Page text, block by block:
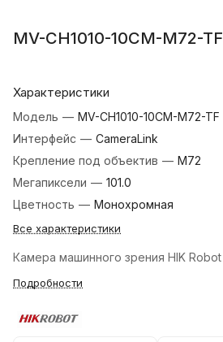
MV-CH1010-10CM-M72-TF
Характеристики
Модель — MV-CH1010-10CM-M72-TF
Интерфейс — CameraLink
Крепление под объектив — M72
Мегапиксели — 101.0
Цветность — Монохромная
Все характеристики
Камера машинного зрения HIK Robot
Подробности